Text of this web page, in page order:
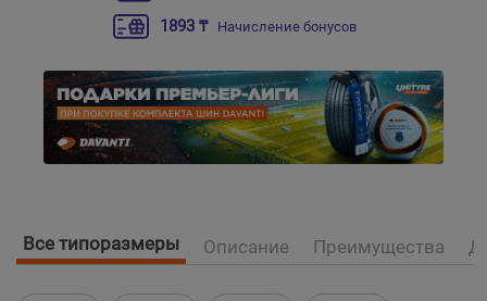
1893 ₸ Начисление бонусов
Все типоразмеры Описание Преимущества